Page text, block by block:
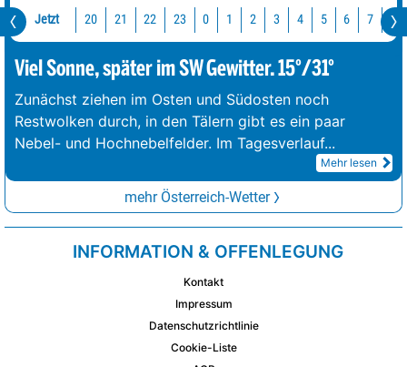
Jetzt 20 21 22 23 0 1 2 3 4 5 6 7 8
Viel Sonne, später im SW Gewitter. 15°/31°
Zunächst ziehen im Osten und Südosten noch
Restwolken durch, in den Tälern gibt es ein paar
Nebel- und Hochnebelfelder. Im Tagesverlauf...
Mehr lesen
mehr Österreich-Wetter
INFORMATION & OFFENLEGUNG
Kontakt
Impressum
Datenschutzrichtlinie
Cookie-Liste